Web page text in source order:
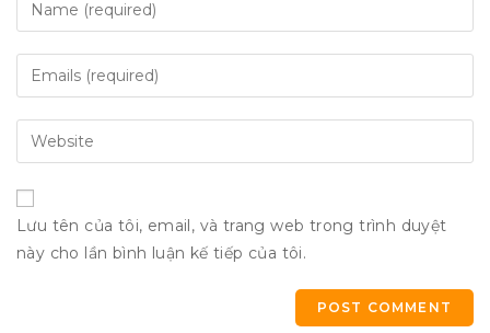
Lưu tên của tôi, email, và trang web trong trình duyệt
này cho lần bình luận kế tiếp của tôi.